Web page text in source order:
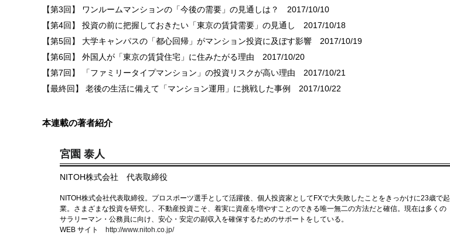
【第3回】 ワンルームマンションの「今後の需要」の見通しは？
2017/10/10
【第4回】 投資の前に把握しておきたい「東京の賃貸需要」の見通し
2017/10/18
【第5回】 大学キャンパスの「都心回帰」がマンション投資に及ぼす影響 2017/10/19
【第6回】 外国人が「東京の賃貸住宅」に住みたがる理由 2017/10/20
【第7回】 「ファミリータイプマンション」の投資リスクが高い理由 2017/10/21
【最終回】 老後の生活に備えて「マンション運用」に挑戦した事例
2017/10/22
本連載の著者紹介
宮園 泰人
NITOH株式会社 代表取締役
NITOH株式会社代表取締役。プロスポーツ選手として活躍後、個人投資家としてFXで大失敗したことをきっかけに23歳で起
業。さまざまな投資を研究し、不動産投資こそ、着実に資産を増やすことのできる唯一無二の方法だと確信。現在は多くの
サラリーマン・公務員に向け、安心・安定の副収入を確保するためのサポートをしている。
WEB サイト
http://www.nitoh.co.jp/